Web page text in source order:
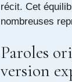
récit. Cet
nombreuses
Paroles
version